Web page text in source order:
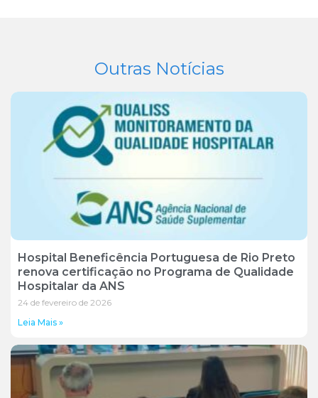
Outras Notícias
Hospital Beneficência Portuguesa de Rio Preto
renova certificação no Programa de Qualidade
Hospitalar da ANS
24 de fevereiro de 2026
Leia Mais »